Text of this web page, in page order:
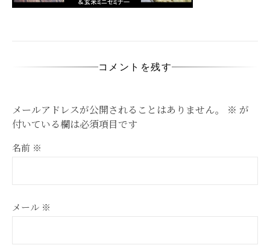
コメントを残す
メールアドレスが公開されることはありません。 ※ が
付いている欄は必須項目です
名前 ※
メール ※